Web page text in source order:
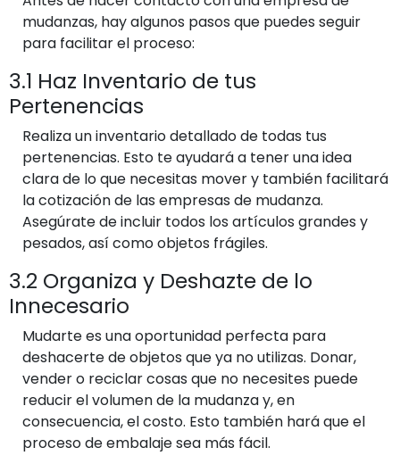
mudanzas, hay algunos pasos que puedes seguir
para facilitar el proceso:
3.1 Haz Inventario de tus
Pertenencias
Realiza un inventario detallado de todas tus
pertenencias. Esto te ayudará a tener una idea
clara de lo que necesitas mover y también facilitará
la cotización de las empresas de mudanza.
Asegúrate de incluir todos los artículos grandes y
pesados, así como objetos frágiles.
3.2 Organiza y Deshazte de lo
Innecesario
Mudarte es una oportunidad perfecta para
deshacerte de objetos que ya no utilizas. Donar,
vender o reciclar cosas que no necesites puede
reducir el volumen de la mudanza y, en
consecuencia, el costo. Esto también hará que el
proceso de embalaje sea más fácil.